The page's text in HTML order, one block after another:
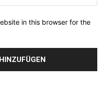
in this browser for the